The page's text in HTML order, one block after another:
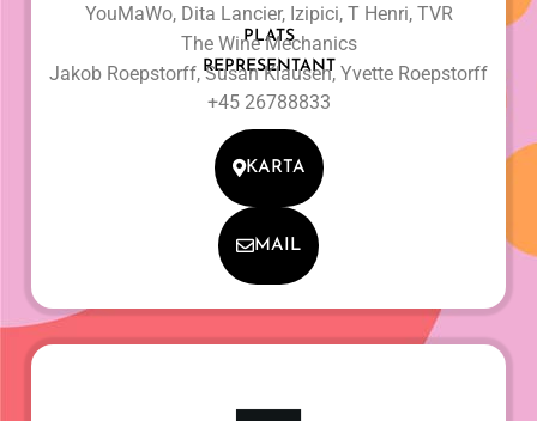
YouMaWo, Dita Lancier, Izipici, T Henri, TVR
PLATS
The Wine Mechanics
REPRESENTANT
Jakob Roepstorff, Susan Klausen, Yvette Roepstorff
+45 26788833
KARTA
MAIL